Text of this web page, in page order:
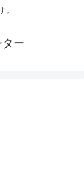
。
ー